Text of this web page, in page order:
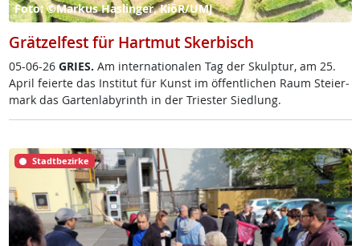
Foto: ©Markus Haslinger, KiöR/UMJ
Grätzelfest für Hartmut Skerbisch
05-06-26 GRIES. Am in­ter­na­tio­na­len Tag der Skulp­tur, am 25.
April fei­er­te das In­sti­tut für Kunst im öf­f­ent­li­chen Raum Stei­er­
mark das Gar­ten­la­byrinth in der Tri­es­ter Sied­lung.
Stadtbezirke